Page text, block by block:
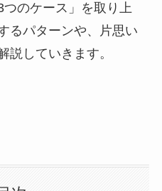
のケース」を取り上
るパターンや、片思い
説していきます。